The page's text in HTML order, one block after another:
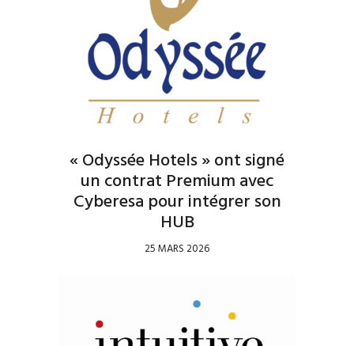
« Odyssée Hotels » ont signé
un contrat Premium avec
Cyberesa pour intégrer son
HUB
25 MARS 2026